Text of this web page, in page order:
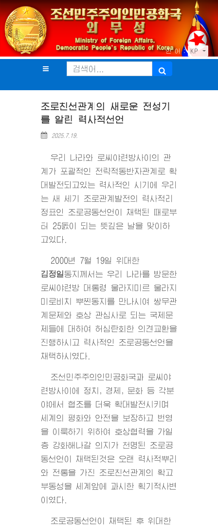
언 어 : KP
조로친선관계의 새로운 전성기
를 알린 력사적선언
2025.7.19.
우리 나라와 로씨야련방사이의 관
계가 포괄적인 전략적동반자관계로 확
대발전되고있는 력사적인 시기에 우리
는 새 세기 조로관계발전의 력사적리
정표인 조로공동선언이 채택된 때로부
터 25돐이 되는 뜻깊은 날을 맞이하
고있다.
2000년 7월 19일 위대한
김정일동지 께서는 우리 나라를 방문한
로씨야련방 대통령 울라지미르 울라지
미로비치 뿌찐동지를 만나시여 쌍무관
계문제와 호상 관심사로 되는 국제문
제들에 대하여 허심탄회한 의견교환을
진행하시고 력사적인 조로공동선언을
채택하시였다.
조선민주주의인민공화국과 로씨야
련방사이에 정치, 경제, 문화 등 각분
야에서 협조를 더욱 확대발전시키며
세계의 평화와 안전을 보장하고 번영
을 이룩하기 위하여 호상협력을 가일
층 강화해나갈 의지가 천명된 조로공
동선언이 채택된것은 오랜 력사적뿌리
와 전통을 가진 조로친선관계의 확고
부동성을 세계앞에 과시한 획기적사변
이였다.
조로공동선언이 채택된 후 위대한